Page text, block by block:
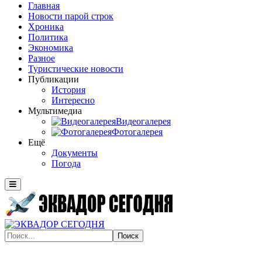
Главная
Новости парой строк
Хроника
Политика
Экономика
Разное
Туристические новости
Публикации
История
Интересно
Мультимедиа
Видеогалерея
Фотогалерея
Ещё
Документы
Погода
Поиск